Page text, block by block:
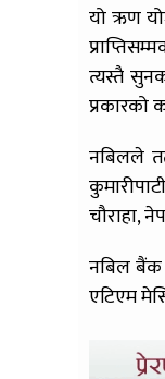
यो ऋण
त्यस्तै
प्रकारको
नबिलले
चौराहा,
नबिल बैंक
एटिएम